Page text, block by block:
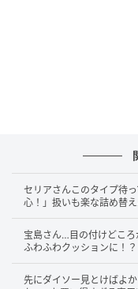
セリアさんこのタイプ待
心！」扱いも楽な詰め替
宝島さん…目の付けどこ
ふわふわクッションに！？
先にダイソー見とけばよ